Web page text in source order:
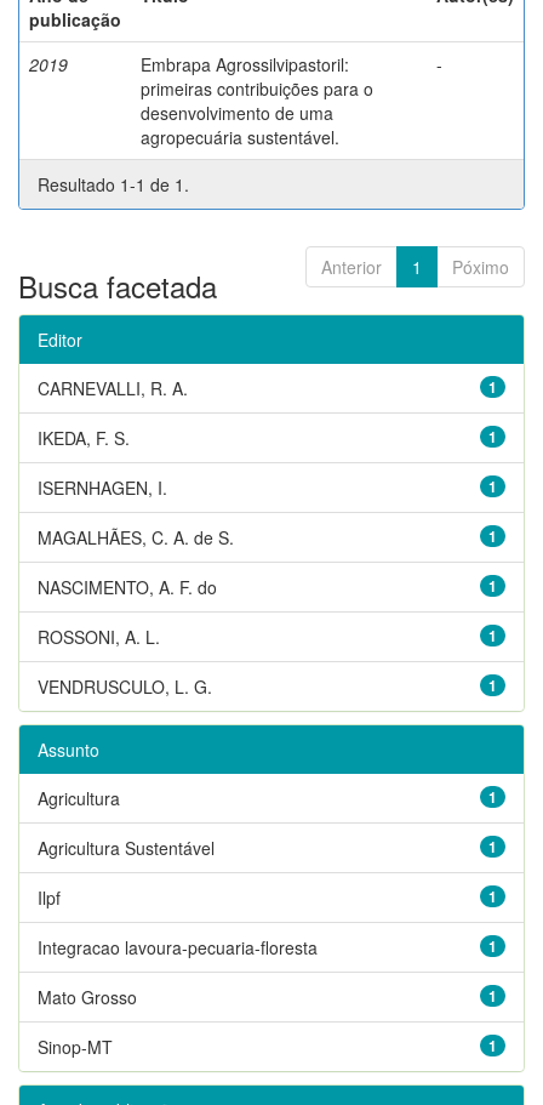
publicação
2019
Embrapa Agrossilvipastoril:
primeiras contribuições para o
desenvolvimento de uma
agropecuária sustentável.
-
Resultado 1-1 de 1.
Anterior 1 Póximo
Busca facetada
Editor
1
CARNEVALLI, R. A.
1
IKEDA, F. S.
1
ISERNHAGEN, I.
1
MAGALHÃES, C. A. de S.
1
NASCIMENTO, A. F. do
1
ROSSONI, A. L.
1
VENDRUSCULO, L. G.
Assunto
1
Agricultura
1
Agricultura Sustentável
1
Ilpf
1
Integracao lavoura-pecuaria-floresta
1
Mato Grosso
1
Sinop-MT